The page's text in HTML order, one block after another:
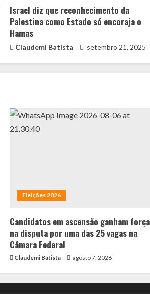
Israel diz que reconhecimento da
Palestina como Estado só encoraja o
Hamas
Claudemi Batista setembro 21, 2025
Eleições 2026
Candidatos em ascensão ganham força
na disputa por uma das 25 vagas na
Câmara Federal
Claudemi Batista agosto 7, 2026